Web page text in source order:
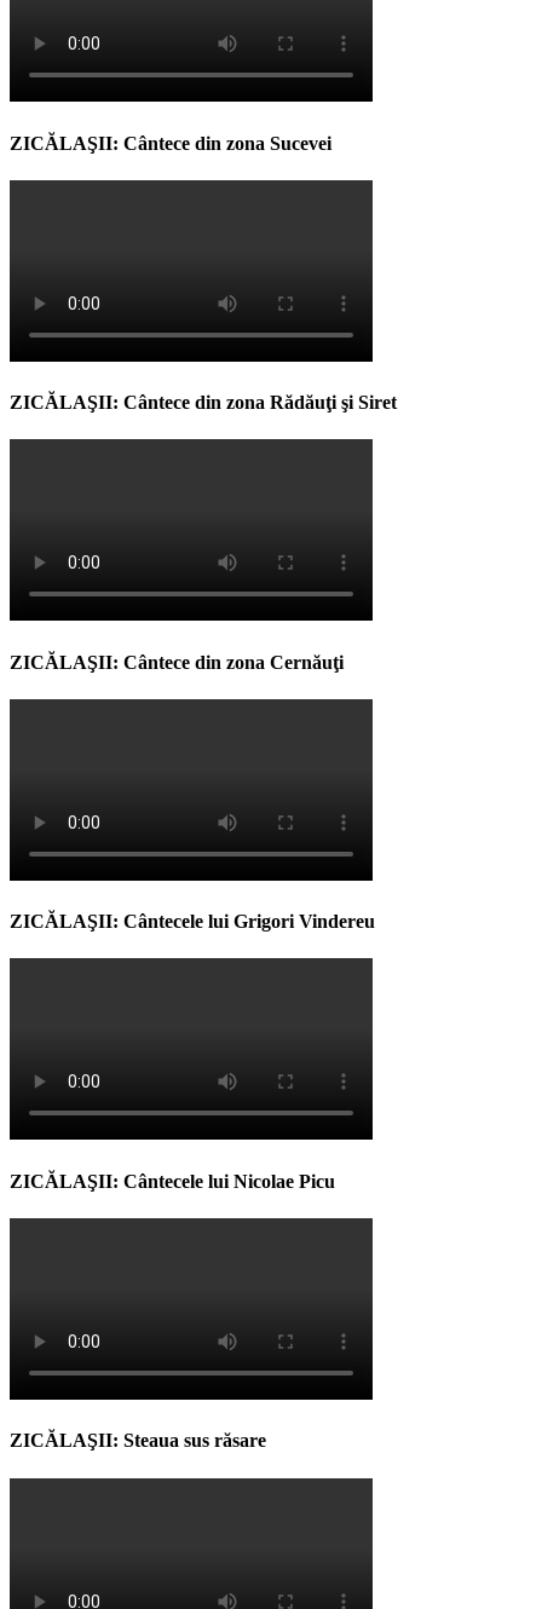
ZICĂLAŞII: Cântece din zona Sucevei
ZICĂLAŞII: Cântece din zona Rădăuţi şi Siret
ZICĂLAŞII: Cântece din zona Cernăuţi
ZICĂLAŞII: Cântecele lui Grigori Vindereu
ZICĂLAŞII: Cântecele lui Nicolae Picu
ZICĂLAŞII: Steaua sus răsare